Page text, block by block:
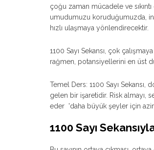
çoğu zaman mücadele ve
umudumuzu koruduğumuzda,
hızlı ulaşmaya yönlendirecektir.
1100 Sayı Sekansı, çok
rağmen, potansiyellerini en üst
Temel Ders: 1100 Sayı
gelen bir işaretidir. Risk almayı,
eder 'daha büyük şeyler için
1100 Sayı